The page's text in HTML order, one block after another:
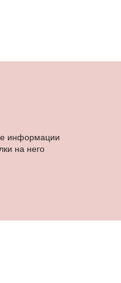
информации
на него